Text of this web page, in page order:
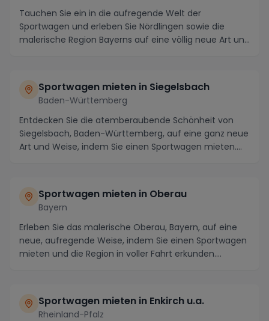
Tauchen Sie ein in die aufregende Welt der
Sportwagen und erleben Sie Nördlingen sowie die
malerische Region Bayerns auf eine völlig neue Art und
Sportwagen mieten in Siegelsbach
Baden-Württemberg
Entdecken Sie die atemberaubende Schönheit von
Siegelsbach, Baden-Württemberg, auf eine ganz neue
Art und Weise, indem Sie einen Sportwagen mieten.
Sportwagen mieten in Oberau
Bayern
Erleben Sie das malerische Oberau, Bayern, auf eine
neue, aufregende Weise, indem Sie einen Sportwagen
mieten und die Region in voller Fahrt erkunden....
Sportwagen mieten in Enkirch u.a.
Rheinland-Pfalz